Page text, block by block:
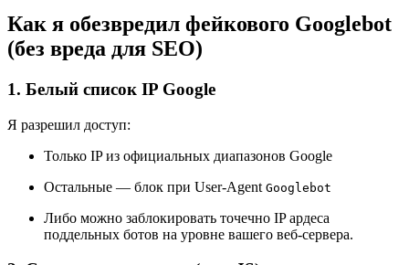
Как я обезвредил фейкового Googlebot
(без вреда для SEO)
1. Белый список IP Google
Я разрешил доступ:
Только IP из официальных диапазонов Google
Остальные — блок при User-Agent Googlebot
Либо можно заблокировать точечно IP ардеса
поддельных ботов на уровне вашего веб-сервера.